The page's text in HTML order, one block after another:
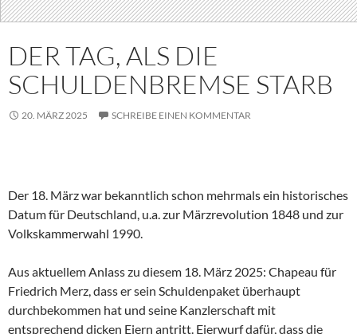
DER TAG, ALS DIE
SCHULDENBREMSE STARB
20. MÄRZ 2025 SCHREIBE EINEN KOMMENTAR
Der 18. März war bekanntlich schon mehrmals ein historisches
Datum für Deutschland, u.a. zur Märzrevolution 1848 und zur
Volkskammerwahl 1990.
Aus aktuellem Anlass zu diesem 18. März 2025: Chapeau für
Friedrich Merz, dass er sein Schuldenpaket überhaupt
durchbekommen hat und seine Kanzlerschaft mit
entsprechend dicken Eiern antritt. Eierwurf dafür, dass die